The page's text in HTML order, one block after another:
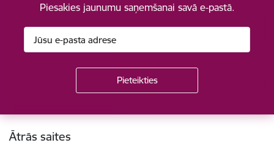
Piesakies jaunumu saņemšanai savā e-pastā.
Kājene
Ātrās saites